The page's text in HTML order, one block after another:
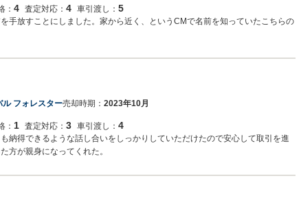
： 4 査定対応： 4 車引渡し： 5
手放すことにしました。家から近く、というCMで名前を知っていたこちらの
ル フォレスター売却時期： 2023年10月
： 1 査定対応： 3 車引渡し： 4
納得できるような話し合いをしっかりしていただけたので安心して取引を進
方が親身になってくれた。